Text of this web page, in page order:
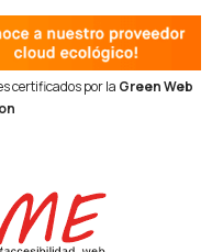
certificados por la Green Web